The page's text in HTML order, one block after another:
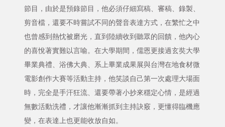
節目，由於是預錄節目，他必須仔細寫稿、審稿、錄製、
剪音檔，還要不時嘗試不同的聲音表達方式，在繁忙之中
也曾感到熱忱被磨光，直到陸續收到聽眾的回饋，他內心
的喜悅著實難以言喻。在大學期間，儒恩更接過玄奘大學
畢業典禮、浴佛大典、系上畢業成果展與台灣在地食材微
電影創作大賽等活動主持，他笑談自己第一次處理大場面
時，完全是手汗狂流、還要帶著小抄來穩定心情，是經過
無數活動洗禮，才讓他漸漸抓到主持訣竅，更懂得臨機應
變，在表達上也更能收放自如。